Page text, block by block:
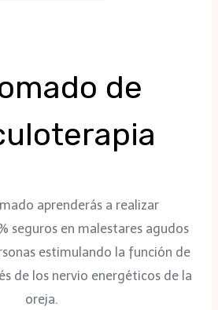
de
aprenderás a realizar
seguros en malestares agudos
estimulando la función de
de los nervio energéticos de la
oreja.